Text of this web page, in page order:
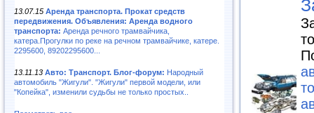
13.07.15 Аренда транспорта. Прокат средств
передвижения. Объявления: Аренда водного
транспорта: Аренда речного трамвайчика,
катера.Прогулки по реке на речном трамвайчике, катере.
2295600, 89202295600...
13.11.13 Авто: Транспорт. Блог-форум: Народный
автомобиль "Жигули". "Жигули" первой модели, или
"Копейка", изменили судьбы не только простых..